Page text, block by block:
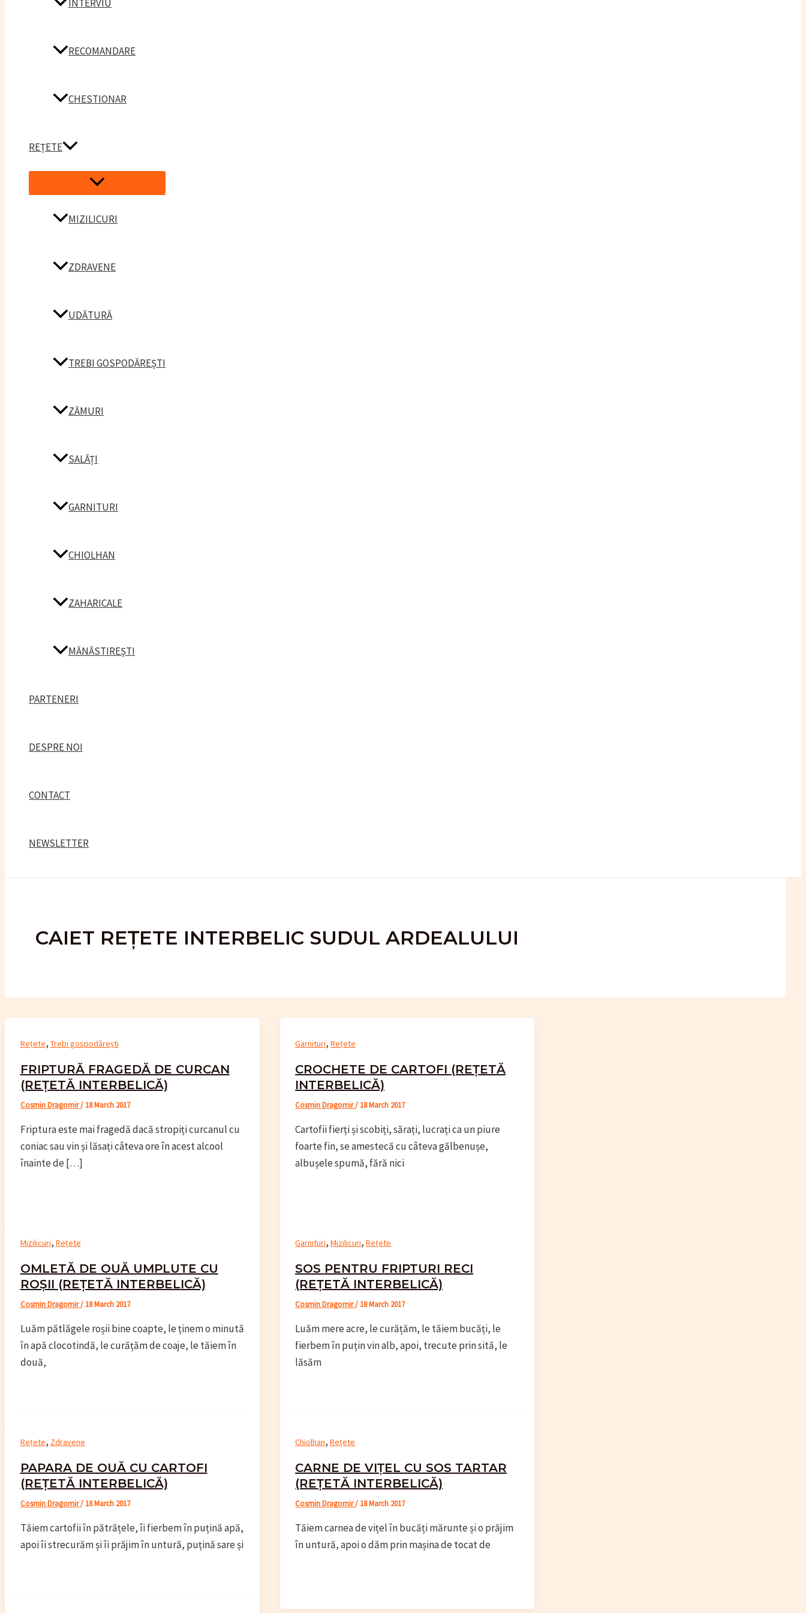
INTERVIU
RECOMANDARE
CHESTIONAR
REȚETE
Menu
MIZILICURI
ZDRAVENE
UDĂTURĂ
TREBI GOSPODĂREȘTI
ZĂMURI
SALĂȚI
GARNITURI
CHIOLHAN
ZAHARICALE
MĂNĂSTIREȘTI
PARTENERI
DESPRE NOI
CONTACT
NEWSLETTER
CAIET REȚETE INTERBELIC SUDUL ARDEALULUI
Rețete, Trebi gospodărești
FRIPTURĂ FRAGEDĂ DE CURCAN
(REȚETĂ INTERBELICĂ)
Cosmin Dragomir/ 18 March 2017
Friptura este mai fragedă dacă stropiți curcanul cu
coniac sau vin și lăsați câteva ore în acest alcool
înainte de […]
Garnituri,Rețete
CROCHETE DE CARTOFI (REȚETĂ
INTERBELICĂ)
Cosmin Dragomir/ 18 March 2017
Cartofii fierți și scobiți, sărați, lucrați ca un piure
foarte fin, se amestecă cu câteva gălbenușe,
albușele spumă, fără nici
Mizilicuri, Rețete
OMLETĂ DE OUĂ UMPLUTE CU
ROȘII (REȚETĂ INTERBELICĂ)
Cosmin Dragomir/ 18 March 2017
Luăm pătlăgele roșii bine coapte, le ținem o minută
în apă clocotindă, le curățăm de coaje, le tăiem în
două,
Garnituri,Mizilicuri,Rețete
SOS PENTRU FRIPTURI RECI
(REȚETĂ INTERBELICĂ)
Cosmin Dragomir/ 18 March 2017
Luăm mere acre, le curățăm, le tăiem bucăți, le
fierbem în puțin vin alb, apoi, trecute prin sită, le
lăsăm
Rețete, Zdravene
PAPARA DE OUĂ CU CARTOFI
(REȚETĂ INTERBELICĂ)
Cosmin Dragomir/ 18 March 2017
Tăiem cartofii în pătrățele, îi fierbem în puțină apă,
apoi îi strecurăm și îi prăjim în untură, puțină sare și
Chiolhan,Rețete
CARNE DE VIȚEL CU SOS TARTAR
(REȚETĂ INTERBELICĂ)
Cosmin Dragomir/ 18 March 2017
Tăiem carnea de vițel în bucăți mărunte și o prăjim
în untură, apoi o dăm prin mașina de tocat de